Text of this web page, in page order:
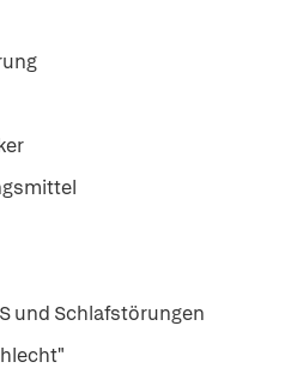
und Schlafstörungen